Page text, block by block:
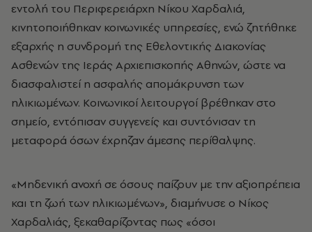
εντολή του Περιφερειάρχη Νίκου Χαρδαλιά,
κινητοποιήθηκαν κοινωνικές υπηρεσίες, ενώ ζητήθηκε
εξαρχής η συνδρομή της Εθελοντικής Διακονίας
Ασθενών της Ιεράς Αρχιεπισκοπής Αθηνών, ώστε να
διασφαλιστεί η ασφαλής απομάκρυνση των
ηλικιωμένων. Κοινωνικοί λειτουργοί βρέθηκαν στο
σημείο, εντόπισαν συγγενείς και συντόνισαν τη
μεταφορά όσων έχρηζαν άμεσης περίθαλψης.
«Μηδενική ανοχή σε όσους παίζουν με την αξιοπρέπεια
και τη ζωή των ηλικιωμένων», διαμήνυσε ο Νίκος
Χαρδαλιάς, ξεκαθαρίζοντας πως «όσοι